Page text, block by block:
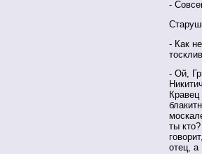
-
- Как
- Ой,
ты
отец, а